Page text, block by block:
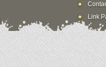
Link